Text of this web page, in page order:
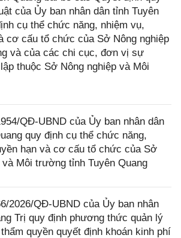
của Ủy ban nhân dân tỉnh Tuyên
cụ thể chức năng, nhiệm vụ,
cơ cấu tổ chức của Sở Nông nghiệp
và của các chi cục, đơn vị sự
thuộc Sở Nông nghiệp và Môi
QĐ-UBND của Ủy ban nhân dân
quy định cụ thể chức năng,
hạn và cơ cấu tổ chức của Sở
và Môi trường tỉnh Tuyên Quang
2026/QĐ-UBND của Ủy ban nhân
Trị quy định phương thức quản lý
quyền quyết định khoán kinh phí